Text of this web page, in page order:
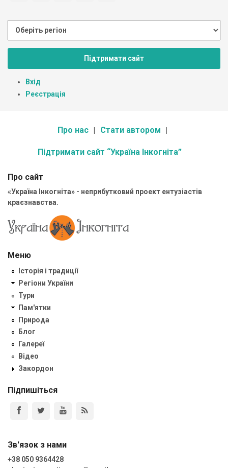
Підтримати сайт
Вхід
Реєстрація
Про нас Стати автором
Підтримати сайт “Україна Інкогніта”
Про сайт
«Україна Інкогніта» - неприбутковий проект ентузіастів
краєзнавства.
Меню
Історія і традиції
Регіони України
Тури
Пам'ятки
Природа
Блог
Галереї
Відео
Закордон
Підпишіться
Зв'язок з нами
+38 050 9364428